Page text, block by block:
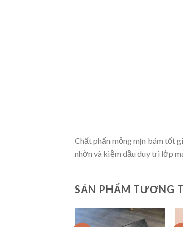
Chất phấn mỏng mịn bám tốt
nhờn và kiềm dầu duy trì lớp
SẢN PHẨM TƯƠNG